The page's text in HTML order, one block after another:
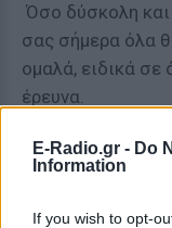
E-Radio.gr - Do
Information
If you wish to opt-
Όσο δύσκολη και
σας σήμερα όλα
ομαλά, ειδικά σε
έρευνα.
ΥΔΡΟΧΟΟΣ
Ασχοληθείτε με